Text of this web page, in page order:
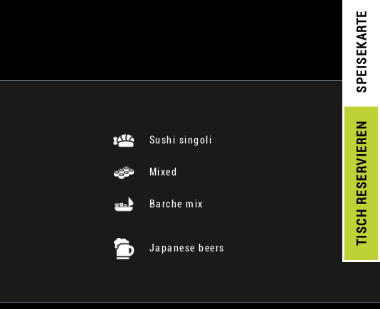
TISCH
RESERVIEREN
SPEISEKARTE
Sushi singoli
Mixed
Barche mix
Japanese beers